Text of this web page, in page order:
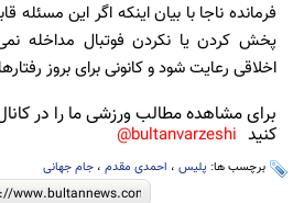
فرمانده ناجا با بیان اینکه اگر این مسئله
پخش کردن یا نکردن فوتبال مداخله
اخلاقی رعایت شود و کانونی برای بروز
برای مشاهده مطالب ورزشی ما را در
کنید bultanvarzeshi@
برچسب ها: پلیس ، احمدی مقدم ، جام جهانی